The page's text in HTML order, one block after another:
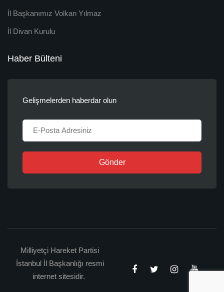
İl Başkanımız Volkan Yılmaz
İl Divan Kurulu
Haber Bülteni
Gelişmelerden haberdar olun
Gönder
Milliyetçi Hareket Partisi
İstanbul İl Başkanlığı resmi
internet sitesidir.